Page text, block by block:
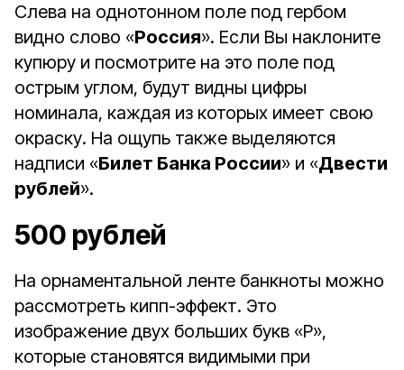
Слева на однотонном поле под гербом
видно слово «Россия». Если Вы наклоните
купюру и посмотрите на это поле под
острым углом, будут видны цифры
номинала, каждая из которых имеет свою
окраску. На ощупь также выделяются
надписи «Билет Банка России» и «Двести
рублей».
500 рублей
На орнаментальной ленте банкноты можно
рассмотреть кипп-эффект. Это
изображение двух больших букв «Р»,
которые становятся видимыми при